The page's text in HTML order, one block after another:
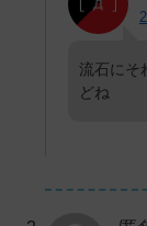
流石にそ
どね